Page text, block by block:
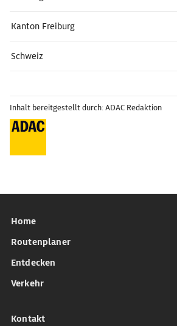
Kanton Freiburg
Schweiz
Inhalt bereitgestellt durch: ADAC Redaktion
Home
Routenplaner
Entdecken
Verkehr
Kontakt